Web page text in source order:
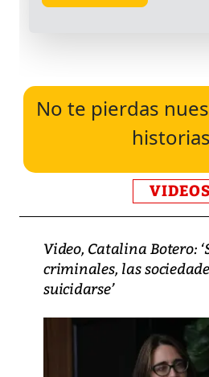
No te pierdas
historias
VIDEOS
Video, Catalina Botero:
criminales, las
suicidarse’